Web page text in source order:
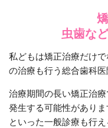
虫歯な
私どもは矯正治療だけ
の治療も行う総合歯科医
治療期間の長い矯正治
発生する可能性があり
といった一般診療も行